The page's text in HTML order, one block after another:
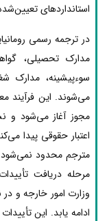
استانداردهای
در ترجمه رسمی
مدارک تحصیلی،
سوءپیشینه، مدارک
می‌شوند. این فرآیند
مجوز آغاز می‌شود و
اعتبار حقوقی پیدا
مترجم محدود نمی‌شود
مرحله دریافت
وزارت امور خارجه و
ادامه یابد. این